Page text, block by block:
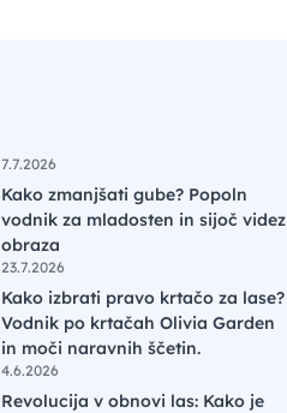
7.7.2026
Kako zmanjšati gube? Popoln
vodnik za mladosten in sijoč videz
obraza
23.7.2026
Kako izbrati pravo krtačo za lase?
Vodnik po krtačah Olivia Garden
in moči naravnih ščetin.
4.6.2026
Revolucija v obnovi las: Kako je